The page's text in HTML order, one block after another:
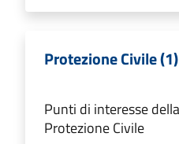
Protezione Civile (1)
Punti di interesse
Protezione Civile